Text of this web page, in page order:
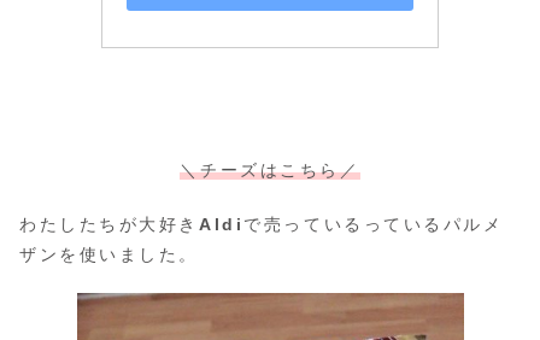
＼チーズはこちら／
わたしたちが大好き Aldi で売っているっているパルメ
ザンを使いました。